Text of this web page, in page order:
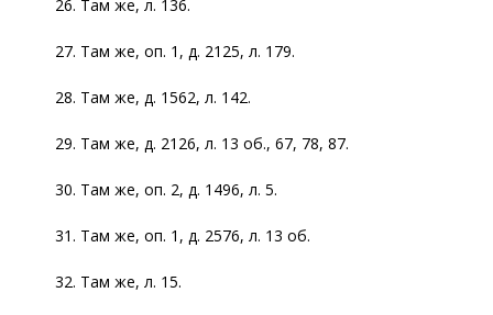
26. Там же, л. 136.
27. Там же, оп. 1, д. 2125, л. 179.
28. Там же, д. 1562, л. 142.
29. Там же, д. 2126, л. 13 об., 67, 78, 87.
30. Там же, оп. 2, д. 1496, л. 5.
31. Там же, оп. 1, д. 2576, л. 13 об.
32. Там же, л. 15.